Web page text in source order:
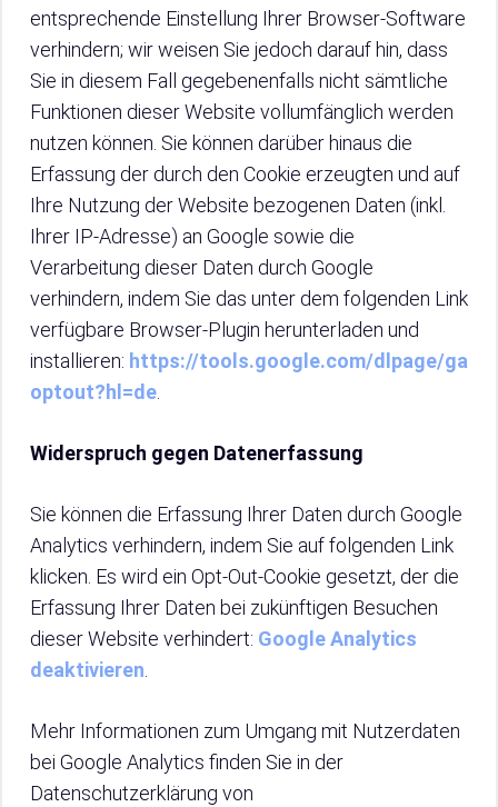
entsprechende Einstellung Ihrer Browser-Software
verhindern; wir weisen Sie jedoch darauf hin, dass
Sie in diesem Fall gegebenenfalls nicht sämtliche
Funktionen dieser Website vollumfänglich werden
nutzen können. Sie können darüber hinaus die
Erfassung der durch den Cookie erzeugten und auf
Ihre Nutzung der Website bezogenen Daten (inkl.
Ihrer IP-Adresse) an Google sowie die
Verarbeitung dieser Daten durch Google
verhindern, indem Sie das unter dem folgenden Link
verfügbare Browser-Plugin herunterladen und
installieren: https://tools.google.com/dlpage/ga
optout?hl=de
Widerspruch gegen Datenerfassung
Sie können die Erfassung Ihrer Daten durch Google
Analytics verhindern, indem Sie auf folgenden Link
klicken. Es wird ein Opt-Out-Cookie gesetzt, der die
Erfassung Ihrer Daten bei zukünftigen Besuchen
dieser Website verhindert: Google Analytics
deaktivieren
Mehr Informationen zum Umgang mit Nutzerdaten
bei Google Analytics finden Sie in der
Datenschutzerklärung von